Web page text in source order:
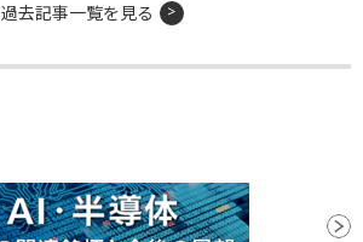
過去記事一覧を見る